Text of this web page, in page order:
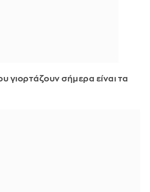
γιορτάζουν σήμερα είναι τα